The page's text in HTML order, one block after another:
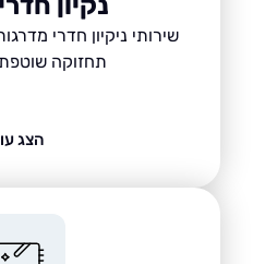
שירותי ניקיון חדרי מדרגות
תחזוקה שוטפת וניקיון